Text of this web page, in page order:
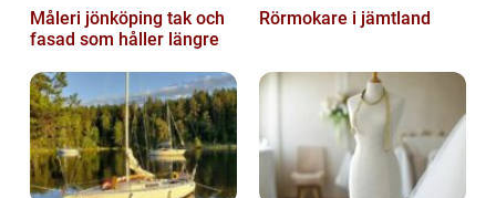
Måleri jönköping tak och
fasad som håller längre
Rörmokare i jämtland